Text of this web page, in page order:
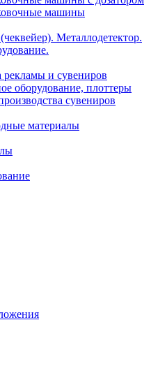
машины
Металлодетектор.
рекламы и сувениров
оборудование, плоттеры
сувениров
материалы